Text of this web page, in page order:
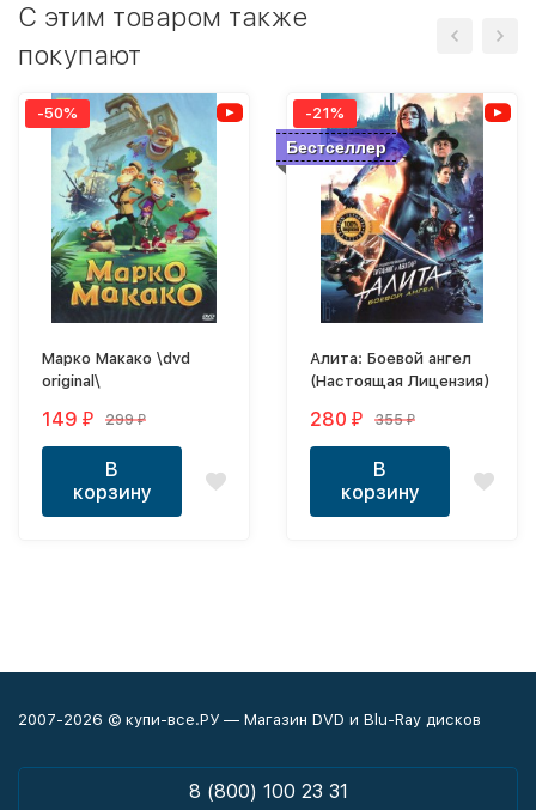
C этим товаром также
покупают
-50%
Марко Макако \dvd
original\
149 ₽ 299₽
В
корзину
Бестселлер
-21%
Алита: Боевой ангел
(Настоящая Лицензия)
280 ₽ 355₽
В
корзину
2007-2026 © купи-все.РУ — Магазин DVD и Blu-Ray дисков
8 (800) 100 23 31